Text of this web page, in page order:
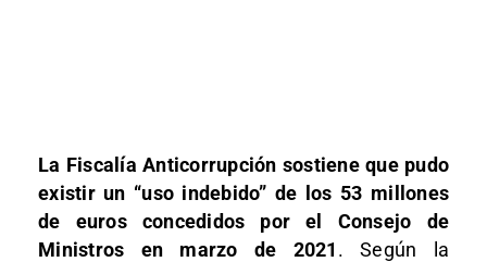
La Fiscalía Anticorrupción sostiene que pudo
existir un “uso indebido” de los 53 millones
de euros concedidos por el Consejo de
Ministros en marzo de 2021 . Según la